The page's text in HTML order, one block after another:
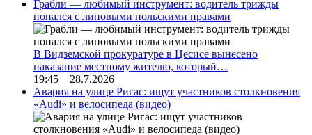
Грабли — любимый инструмент: водитель трижды
попался с липовыми польскими правами
В Видземской прокуратуре в Цесисе вынесено
наказание местному жителю, который…
19:45 28.7.2026
Авария на улице Ригас: ищут участников столкновения
«Audi» и велосипеда (видео)